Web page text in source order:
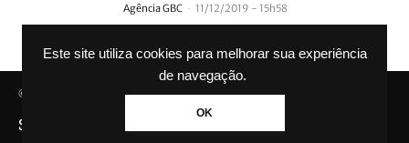
Este site utiliza cookies para melhorar sua experiência
de navegação.
OK
Agência GBC - 11/12/2019 - 15h58
© Agência GBC. Aqui tem notícia. Todos os direitos reservados.
SAIBA MAIS SOBRE A AGÊNCIA GBC